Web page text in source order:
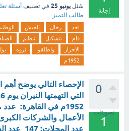
إجابة
سُئل يونيو 25 في تصنيف أسئلة
طالب التميز
احد رجال الجيش
قام
بتشكيل تنظيم
الاحرار
واطلقوا ثروه
1952م
0
تصويتات
1
الإحصاء التالي يوضح
1952م في القاهرة: